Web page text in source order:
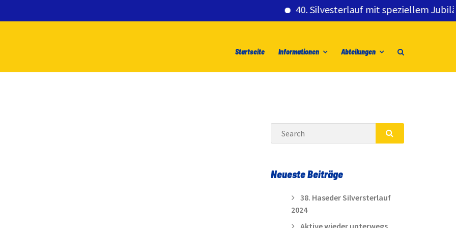
40. Silvesterlauf mit speziellem
Startseite Informationen Abteilungen
Search
SEARCH
Neueste Beiträge
38. Haseder Silversterlauf
2024
Aktive wieder unterwegs